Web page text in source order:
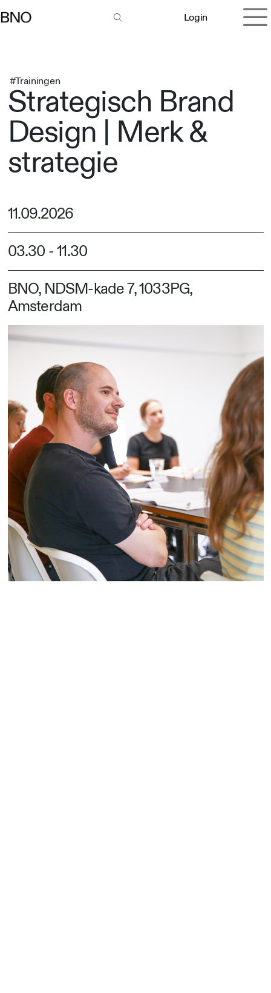
Login
#Trainingen
Strategisch Brand
Design | Merk &
strategie
11.09.2026
03.30 -11.30
BNO, NDSM-kade 7, 1033PG,
Amsterdam